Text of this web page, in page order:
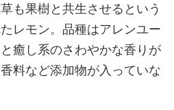
も果樹と共生させるという
レモン。品種はアレンユー
癒し系のさわやかな香りが
料など添加物が入っていな